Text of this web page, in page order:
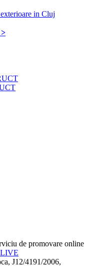
in Cluj
de promovare online
LIVE
J12/4191/2006,